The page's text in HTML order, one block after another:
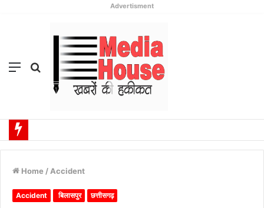
Advertisment
Menu Search
for
Home / Accident
Accident बिलासपुर छत्तीसगढ़